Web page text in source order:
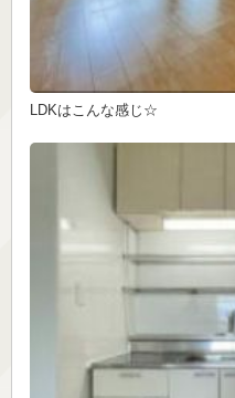
LDKはこんな感じ☆